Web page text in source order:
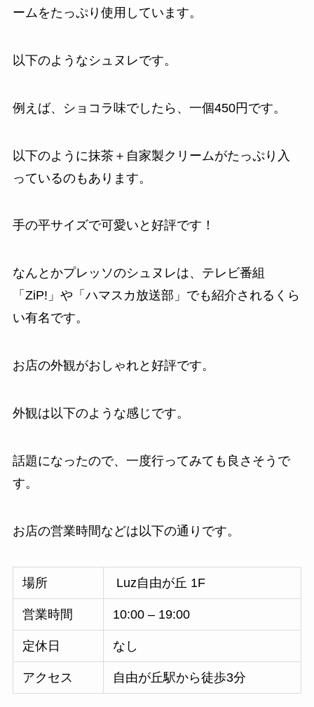
ームをたっぷり使用しています。
以下のようなシュヌレです。
例えば、ショコラ味でしたら、一個450円です。
以下のように抹茶＋自家製クリームがたっぷり入
っているのもあります。
手の平サイズで可愛いと好評です！
なんとかプレッソのシュヌレは、テレビ番組
「ZiP!」や「ハマスカ放送部」でも紹介されるくら
い有名です。
お店の外観がおしゃれと好評です。
外観は以下のような感じです。
話題になったので、一度行ってみても良さそうで
す。
お店の営業時間などは以下の通りです。
場所 Luz自由が丘 1F
営業時間 10:00 – 19:00
定休日 なし
アクセス 自由が丘駅から徒歩3分